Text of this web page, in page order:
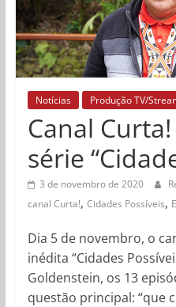
Notícias Produção TV/
Canal
série
3 de novembro de 2020
canal Curta!, Cidades Possíveis,
Dia 5 de novembro, o
inédita “Cidades
Goldenstein, os 13
questão principal: “que